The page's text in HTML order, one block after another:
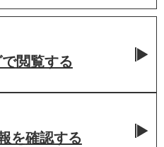
閲覧する
を確認する